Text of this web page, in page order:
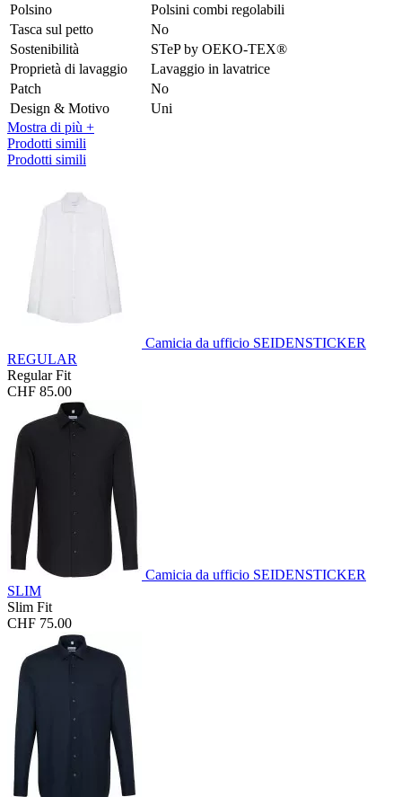
Polsino
Polsini combi regolabili
Tasca sul petto
No
Sostenibilità
STeP by OEKO-TEX®
Proprietà di lavaggio
Lavaggio in lavatrice
Patch
No
Design & Motivo
Uni
Mostra di più +
Prodotti simili
Prodotti simili
Camicia da ufficio SEIDENSTICKER
REGULAR
Regular Fit
CHF 85.00
Camicia da ufficio SEIDENSTICKER
SLIM
Slim Fit
CHF 75.00